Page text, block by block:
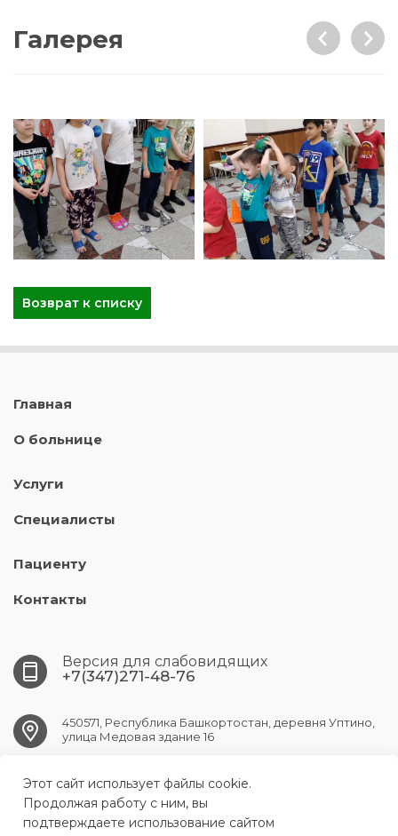
Галерея
Возврат к списку
Главная
О больнице
Услуги
Специалисты
Пациенту
Контакты
Версия для слабовидящих
+7(347)271-48-76
450571, Республика Башкортостан, деревня Уптино,
улица Медовая здание 16
UFA.АKBUZAT@doctorrb.ru
Этот сайт использует файлы cookie.
Продолжая работу с ним, вы
подтверждаете использование сайтом